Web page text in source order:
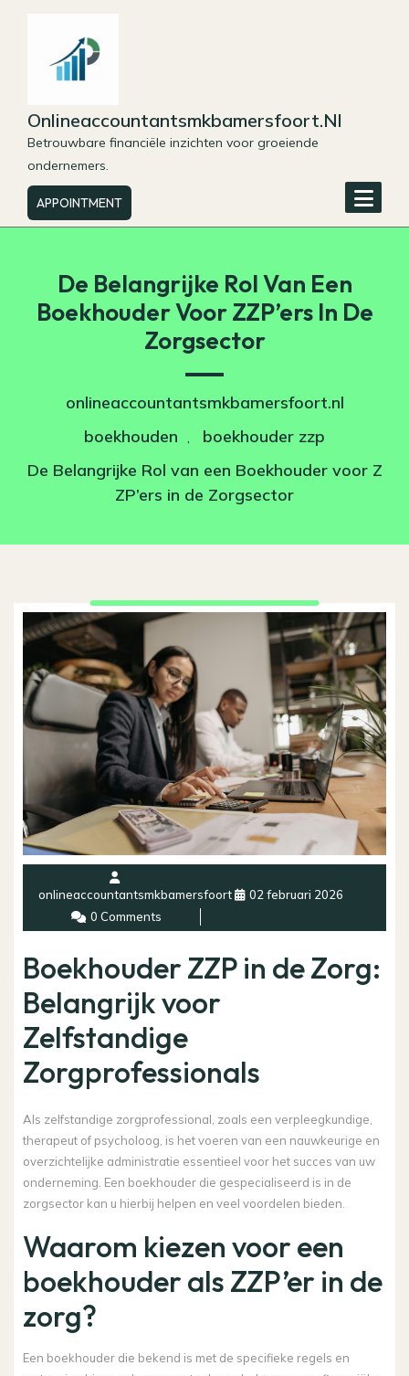
Onlineaccountantsmkbamersfoort.nl
Betrouwbare financiële inzichten voor groeiende
ondernemers.
APPOINTMENT
De Belangrijke Rol Van Een
Boekhouder Voor ZZP’ers In De
Zorgsector
onlineaccountantsmkbamersfoort.nl
boekhouden ,
boekhouder zzp
De Belangrijke Rol van een Boekhouder voor Z
ZP’ers in de Zorgsector
onlineaccountantsmkbamersfoort
02 februari 2026
0 Comments
Boekhouder ZZP in de Zorg:
Belangrijk voor
Zelfstandige
Zorgprofessionals
Als zelfstandige zorgprofessional, zoals een verpleegkundige,
therapeut of psycholoog, is het voeren van een nauwkeurige en
overzichtelijke administratie essentieel voor het succes van uw
onderneming. Een boekhouder die gespecialiseerd is in de
zorgsector kan u hierbij helpen en veel voordelen bieden.
Waarom kiezen voor een
boekhouder als ZZP’er in de
zorg?
Een boekhouder die bekend is met de specifieke regels en